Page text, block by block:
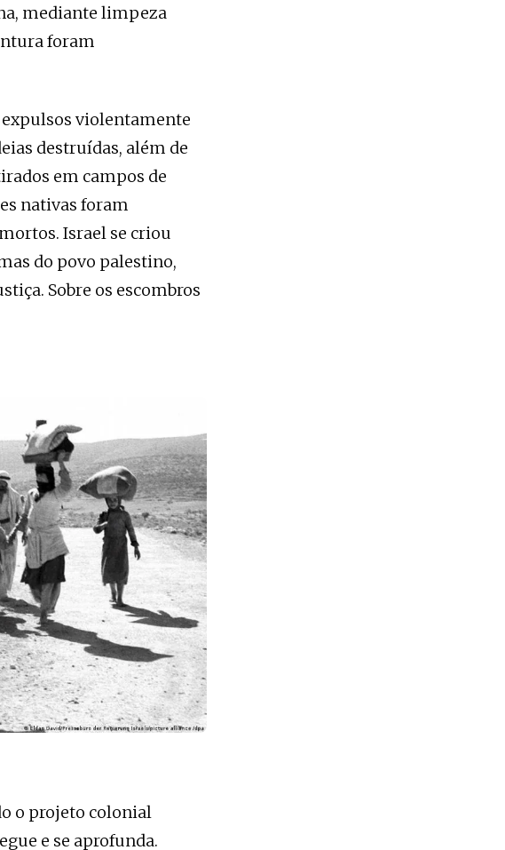
mediante limpeza
foram
violentamente
destruídas, além de
em campos de
nativas foram
Israel se criou
do povo palestino,
Sobre os escombros
o projeto colonial
e se aprofunda.